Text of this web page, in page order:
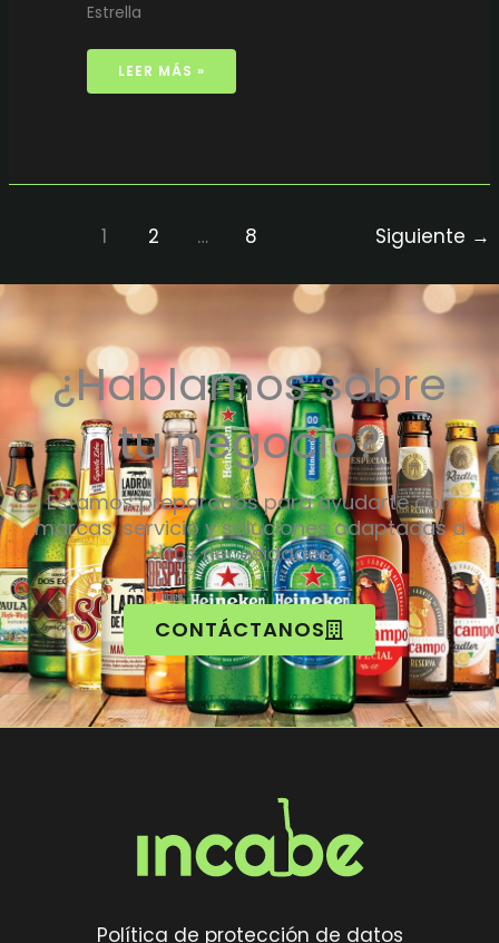
Estrella
LEER MÁS »
1 2 … 8 Siguiente →
¿Hablamos sobre
tu negocio?
Estamos preparados para ayudarte con
marcas, servicio y soluciones adaptadas a
tus necesidades.
CONTÁCTANOS
Política de protección de datos